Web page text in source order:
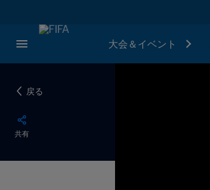
大会＆イベント
戻る
共有